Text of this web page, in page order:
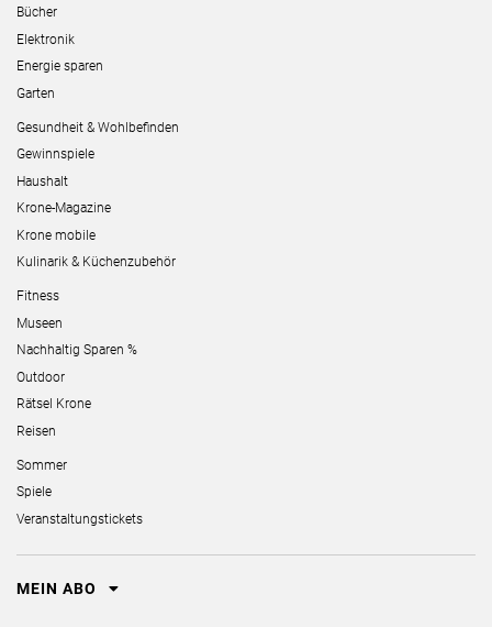
Bücher
Elektronik
Energie sparen
Garten
Gesundheit & Wohlbefinden
Gewinnspiele
Haushalt
Krone-Magazine
Krone mobile
Kulinarik & Küchenzubehör
Fitness
Museen
Nachhaltig Sparen %
Outdoor
Rätsel Krone
Reisen
Sommer
Spiele
Veranstaltungstickets
MEIN ABO